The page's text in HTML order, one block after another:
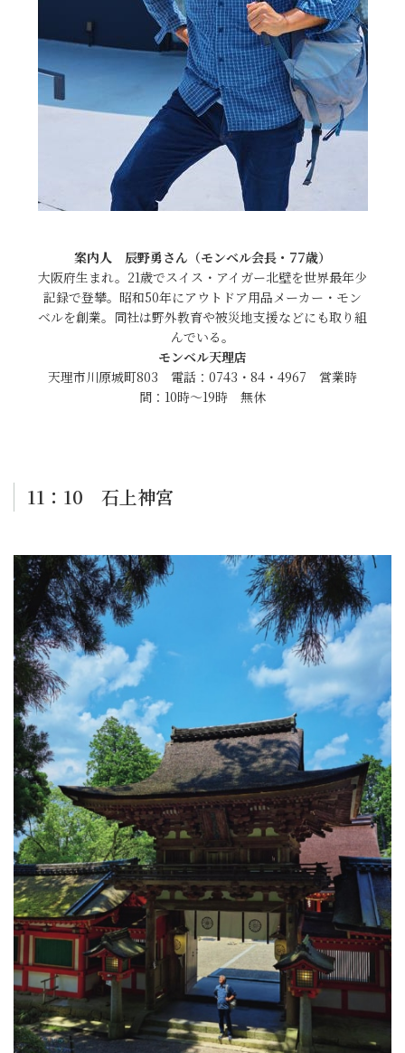
案内人 辰野勇さん（モンベル会長・77歳）
大阪府生まれ。21歳でスイス・アイガー北壁を世界最年少
記録で登攀。昭和50年にアウトドア用品メーカー・モン
ベルを創業。同社は野外教育や被災地支援などにも取り組
んでいる。
モンベル天理店
天理市川原城町803 電話：0743・84・4967 営業時
間：10時～19時 無休
11：10 石上神宮